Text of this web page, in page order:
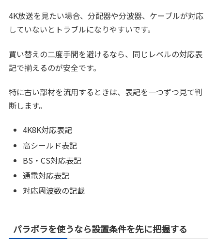
4K放送を見たい場合、分配器や分波器、ケーブルが対応
していないとトラブルになりやすいです。
買い替えの二度手間を避けるなら、同じレベルの対応表
記で揃えるのが安全です。
特に古い部材を流用するときは、表記を一つずつ見て判
断します。
4K8K対応表記
高シールド表記
BS・CS対応表記
通電対応表記
対応周波数の記載
パラボラを使うなら設置条件を先に把握する